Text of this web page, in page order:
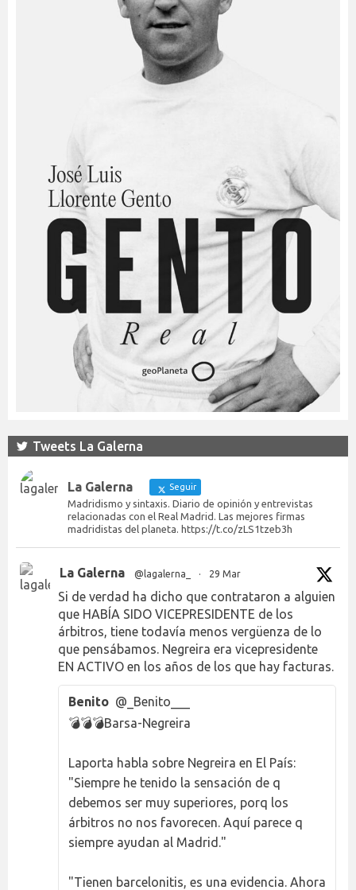
Tweets La Galerna
La Galerna Seguir
Madridismo y sintaxis. Diario de opinión y entrevistas
relacionadas con el Real Madrid. Las mejores firmas
madridistas del planeta. https://t.co/zLS1tzeb3h
La Galerna @lagalerna_ · 29 Mar
Si de verdad ha dicho que contrataron a alguien
que HABÍA SIDO VICEPRESIDENTE de los
árbitros, tiene todavía menos vergüenza de lo
que pensábamos. Negreira era vicepresidente
EN ACTIVO en los años de los que hay facturas.
Benito @_Benito___
💣💣💣Barsa-Negreira
Laporta habla sobre Negreira en El País:
"Siempre he tenido la sensación de q
debemos ser muy superiores, porq los
árbitros no nos favorecen. Aquí parece q
siempre ayudan al Madrid."
"Tienen barcelonitis, es una evidencia. Ahora